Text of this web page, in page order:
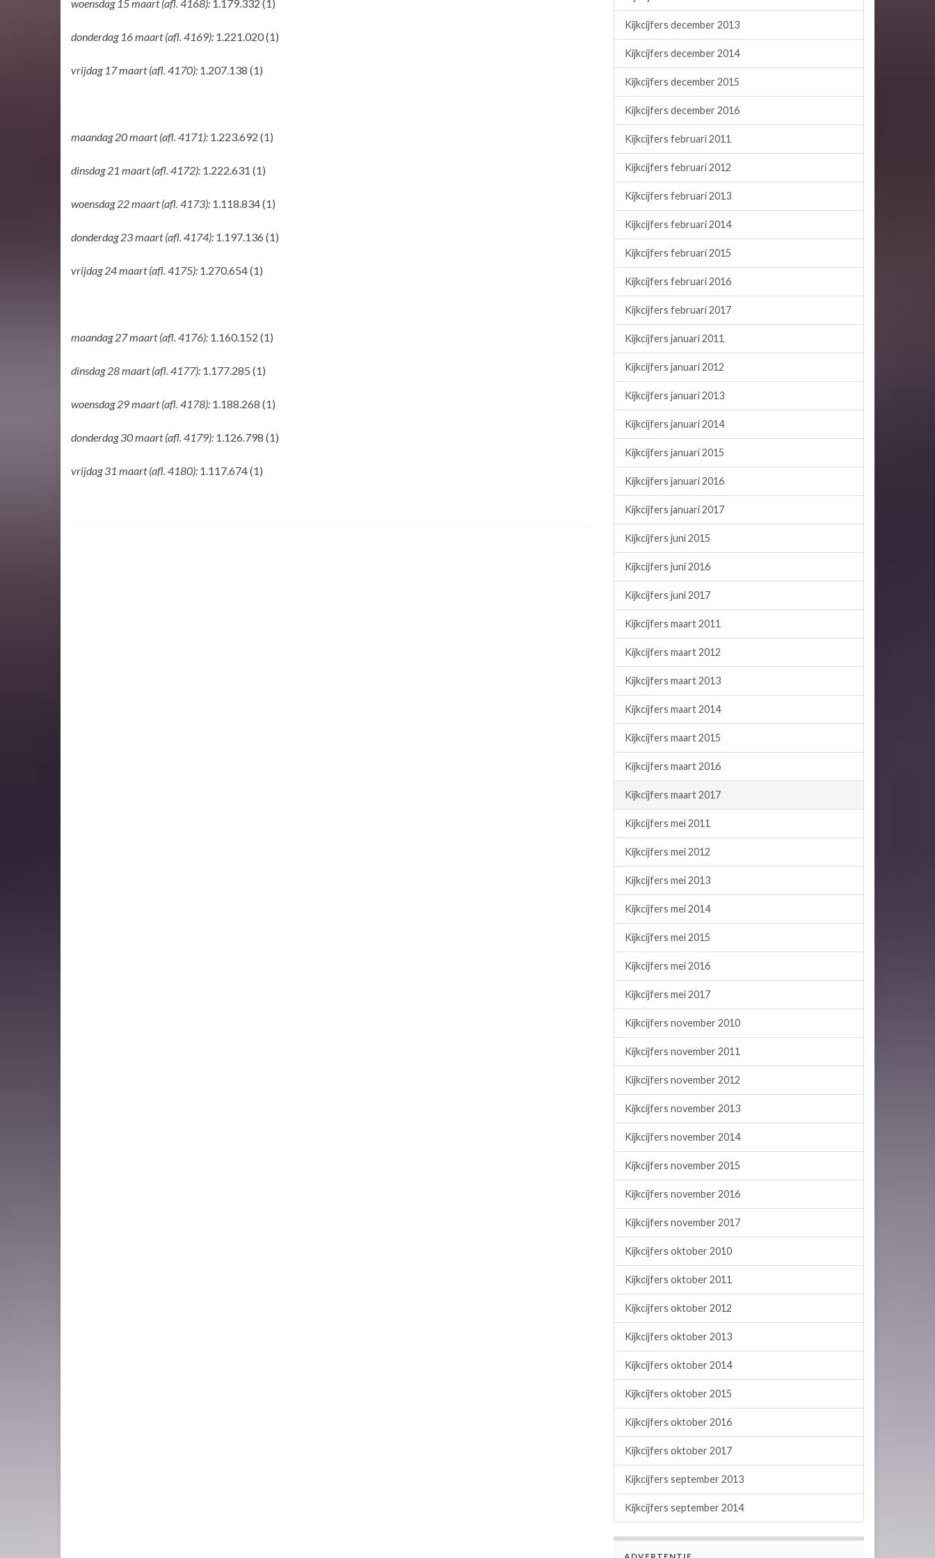
woensdag 15 maart (afl. 4168): 1.179.332 (1)
donderdag 16 maart (afl. 4169): 1.221.020 (1)
vrijdag 17 maart (afl. 4170): 1.207.138 (1)
maandag 20 maart (afl. 4171): 1.223.692 (1)
dinsdag 21 maart (afl. 4172): 1.222.631 (1)
woensdag 22 maart (afl. 4173): 1.118.834 (1)
donderdag 23 maart (afl. 4174): 1.197.136 (1)
vrijdag 24 maart (afl. 4175): 1.270.654 (1)
maandag 27 maart (afl. 4176): 1.160.152 (1)
dinsdag 28 maart (afl. 4177): 1.177.285 (1)
woensdag 29 maart (afl. 4178): 1.188.268 (1)
donderdag 30 maart (afl. 4179): 1.126.798 (1)
vrijdag 31 maart (afl. 4180): 1.117.674 (1)
Kijkcijfers december 2013
Kijkcijfers december 2014
Kijkcijfers december 2015
Kijkcijfers december 2016
Kijkcijfers februari 2011
Kijkcijfers februari 2012
Kijkcijfers februari 2013
Kijkcijfers februari 2014
Kijkcijfers februari 2015
Kijkcijfers februari 2016
Kijkcijfers februari 2017
Kijkcijfers januari 2011
Kijkcijfers januari 2012
Kijkcijfers januari 2013
Kijkcijfers januari 2014
Kijkcijfers januari 2015
Kijkcijfers januari 2016
Kijkcijfers januari 2017
Kijkcijfers juni 2015
Kijkcijfers juni 2016
Kijkcijfers juni 2017
Kijkcijfers maart 2011
Kijkcijfers maart 2012
Kijkcijfers maart 2013
Kijkcijfers maart 2014
Kijkcijfers maart 2015
Kijkcijfers maart 2016
Kijkcijfers maart 2017
Kijkcijfers mei 2011
Kijkcijfers mei 2012
Kijkcijfers mei 2013
Kijkcijfers mei 2014
Kijkcijfers mei 2015
Kijkcijfers mei 2016
Kijkcijfers mei 2017
Kijkcijfers november 2010
Kijkcijfers november 2011
Kijkcijfers november 2012
Kijkcijfers november 2013
Kijkcijfers november 2014
Kijkcijfers november 2015
Kijkcijfers november 2016
Kijkcijfers november 2017
Kijkcijfers oktober 2010
Kijkcijfers oktober 2011
Kijkcijfers oktober 2012
Kijkcijfers oktober 2013
Kijkcijfers oktober 2014
Kijkcijfers oktober 2015
Kijkcijfers oktober 2016
Kijkcijfers oktober 2017
Kijkcijfers september 2013
Kijkcijfers september 2014